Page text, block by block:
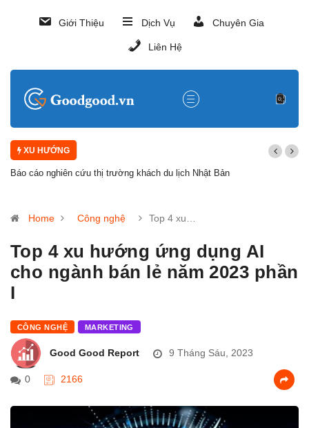
Giới Thiệu Dịch Vụ Chuyên Gia
Liên Hệ
XU HƯỚNG
Báo cáo nghiên cứu thị trường khách du lịch Nhật Bản
Home Công nghệ Top 4 xu…
Top 4 xu hướng ứng dụng AI
cho ngành bán lẻ năm 2023 phần
I
CÔNG NGHỆ MARKETING
Good Good Report 9 Tháng Sáu, 2023
0 2166